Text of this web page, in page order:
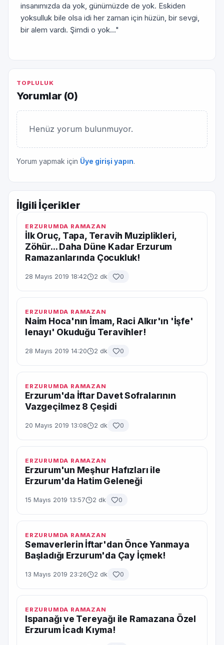
insanımızda da yok, günümüzde de yok. Eskiden
yoksulluk bile olsa idi her zaman için hüzün, bir sevgi,
bir alem vardı. Şimdi o yok..."
TOPLULUK
Yorumlar (0)
Henüz yorum bulunmuyor.
Yorum yapmak için Üye girişi yapın.
İlgili İçerikler
ERZURUMDA RAMAZAN
İlk Oruç, Tapa, Teravih Muziplikleri,
Zöhür... Daha Düne Kadar Erzurum
Ramazanlarında Çocukluk!
28 Mayıs 2019 18:42 2 dk 0
ERZURUMDA RAMAZAN
Naim Hoca'nın İmam, Raci Alkır'ın 'İşfe'
lenayı' Okuduğu Teravihler!
28 Mayıs 2019 14:20 2 dk 0
ERZURUMDA RAMAZAN
Erzurum'da İftar Davet Sofralarının
Vazgeçilmez 8 Çeşidi
20 Mayıs 2019 13:08 2 dk 0
ERZURUMDA RAMAZAN
Erzurum'un Meşhur Hafızları ile
Erzurum'da Hatim Geleneği
15 Mayıs 2019 13:57 2 dk 0
ERZURUMDA RAMAZAN
Semaverlerin İftar'dan Önce Yanmaya
Başladığı Erzurum'da Çay İçmek!
13 Mayıs 2019 23:26 2 dk 0
ERZURUMDA RAMAZAN
Ispanağı ve Tereyağı ile Ramazana Özel
Erzurum İcadı Kıyma!